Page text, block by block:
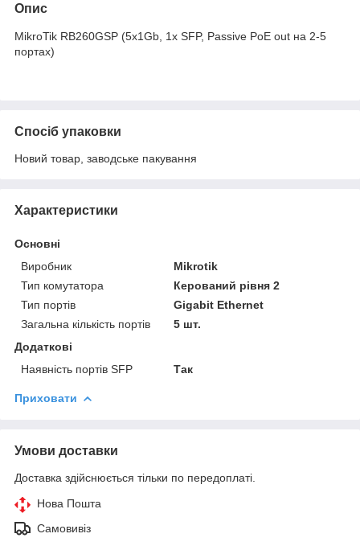
Опис
MikroTik RB260GSP (5x1Gb, 1x SFP, Passive PoE out на 2-5
портах)
Спосіб упаковки
Новий товар, заводське пакування
Характеристики
Основні
Виробник
Mikrotik
Тип комутатора
Керований рівня 2
Тип портів
Gigabit Ethernet
Загальна кількість портів
5 шт.
Додаткові
Наявність портів SFP
Так
Приховати
Умови доставки
Доставка здійснюється тільки по передоплаті.
Нова Пошта
Самовивіз